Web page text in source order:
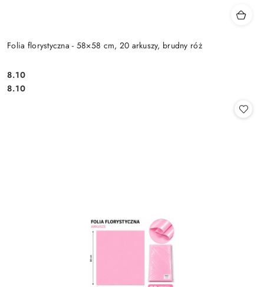
Folia florystyczna - 58×58 cm, 20 arkuszy, brudny róż
Cena:
8.10
Cena:
8.10